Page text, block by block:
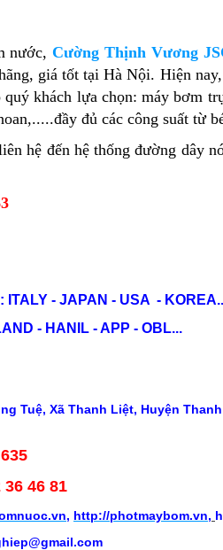
nước, Cường Thịnh Vương
giá tốt tại Hà Nội. Hiện
khách lựa chọn: máy bơm
đủ các công suất từ
hệ đến hệ thống đường dây
- JAPAN - USA -
- HANIL - APP - OBL...
Tuệ, Xã Thanh Liệt, Huyện
36 46 81
, http://photmaybom.vn,